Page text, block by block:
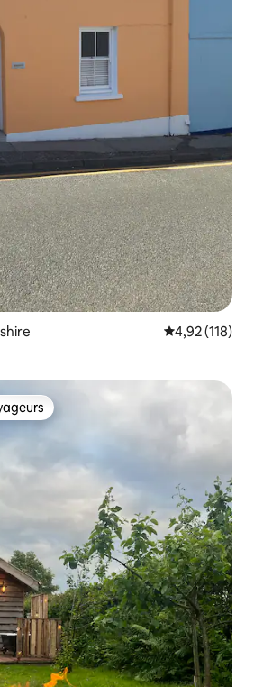
Évaluation
4,92 (118)
les plus appréciés